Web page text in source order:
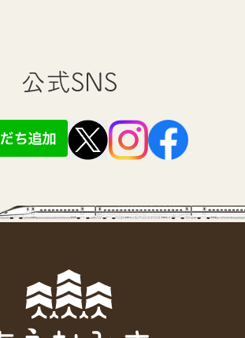
公式SNS